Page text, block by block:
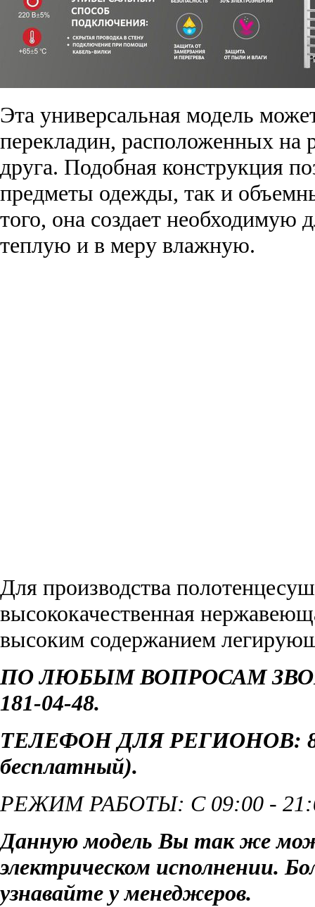
Эта универсальная модель
перекладин, расположенных на
друга. Подобная конструкция
предметы одежды, так и
того, она создает необходимую
теплую и в меру влажную.
Для производства
высококачественная
высоким содержанием
ПО ЛЮБЫМ ВОПРОСАМ
181-04-48.
ТЕЛЕФОН ДЛЯ РЕГИОНОВ: 8
бесплатный).
РЕЖИМ РАБОТЫ: С 09:00 -
Данную модель Вы так же
электрическом исполнении.
узнавайте у менеджеров.